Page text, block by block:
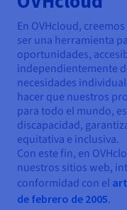
Precios
Roadmap & Changelog
DISTRIBUIR MI TRÁFICO
Load Balancer
Precios
Disponibilidad por regiones
Documentación
Roadmap & Changelog
Roadmap & Changelog
AI Endpoints - Catálogo
AI Endpoints - Bases de
AI Endpoints - Batch API
GPUS
Nvidia H200
NVIDIA H100
Managed HSM
Dedicated HSM
Infraestructura anti-
Precios
Disponibilidad por regiones
Documentación
Roadmap & Changelog
Disponibilidad por regiones
Documentación
Roadmap & Changelog
MCP Server
Precios
Disponibilidad por regiones
Documentación
Roadmap & Changelog
Guías y documentación
Conformidad y
Roadmap & Changelog
SAP HANA ON OVHCLOUD
SAP HANA on Bare Metal
SAP HANA on Private
Precios
Documentación
Roadmap & Changelog
Block Storage & Object
Bases de datos
Containers &
IAM / KMS
Logs & Metrics
Cloud Store
Cloud Native
AI & HPC
OPCP Packager
CLOUD READY
Cloud Ready
OVHCloud Connect
CDN Infrastructure
Servicios BGP
PROTECCIÓN Y SEGURIDAD
Infraestructura anti-
Game DDoS Protection
Precios
Guías y documentación
Roadmap & Changelog
Reseller
USOS
Resiliencia y AZ
Grid computing
Virtualización y
Sitio web y aplicación
Revendedores
Todos los usos
Documentación
Roadmap & Changelog
CDN Infrastructure
BGP Services
PROTECCIÓN Y SEGURIDAD
Infraestructura anti-
Game DDoS Protection
DNSSEC
Bases de datos
Opción de certificados
Opción CDN
USOS
Cómo crear un sitio web
Alojar tu sitio WordPress
En OVHcloud,
ser una herramienta
oportunidades,
independientemente
necesidades
hacer que nuestros
para todo el mundo,
discapacidad,
equitativa e inclusiva.
Con este fin, en
nuestros sitios web,
conformidad con el
de febrero de 2005.